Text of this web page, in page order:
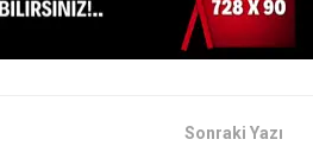
Sonraki Yazı